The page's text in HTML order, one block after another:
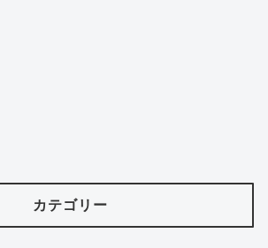
カテゴリー